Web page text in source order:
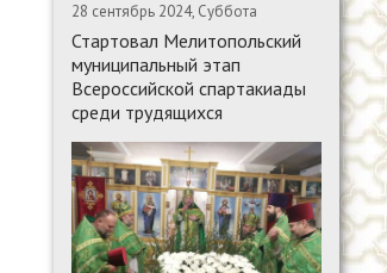
28 сентябрь 2024, Суббота
Стартовал Мелитопольский
муниципальный этап
Всероссийской спартакиады
среди трудящихся